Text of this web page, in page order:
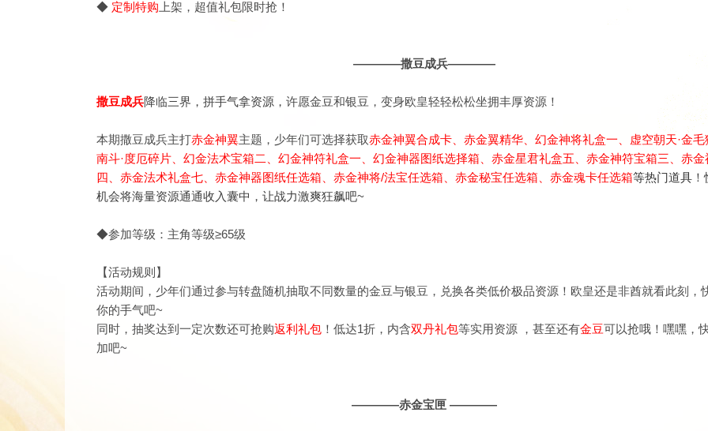
◆ 定制特购 上架，超值礼包限时抢！
————撒豆成兵————
撒豆成兵降临三界，拼手气拿资源， 许愿金豆和银豆，变身欧皇轻轻松松坐拥丰厚资源！
本期撒豆成兵主打赤金神翼主题，少年们可选择获取赤金神翼合成卡、赤金翼精华、 幻金神将礼盒一、虚空朝天·金
南斗·度厄碎片、幻金法术宝箱二
幻金神符礼盒一 幻金神器图纸选择箱、赤金星君礼盒五 赤金神符宝箱三
赤金
四、赤金法术礼盒七、赤金神器图纸任选箱、 赤金神将/法宝任选箱、 赤金秘宝任选箱、赤金魂卡任选箱等热门道具 ！
机会将海量资源通通收入囊中，让战力激爽狂飙吧~
◆参加等级：主角等级≥65级
【活动规则】
活动期间，少年们通过参与转盘随机抽取不同数量的金豆与银豆，兑换各类低价极品资源！欧皇还是非酋就看此刻，
你的手气吧~
同时，抽奖达到一定次数还可抢购返利礼包 ！低达1折，内含双丹礼包等实用资源 ，甚至还有金豆可以抢哦！嘿嘿，
加吧~
————赤金宝匣 ————